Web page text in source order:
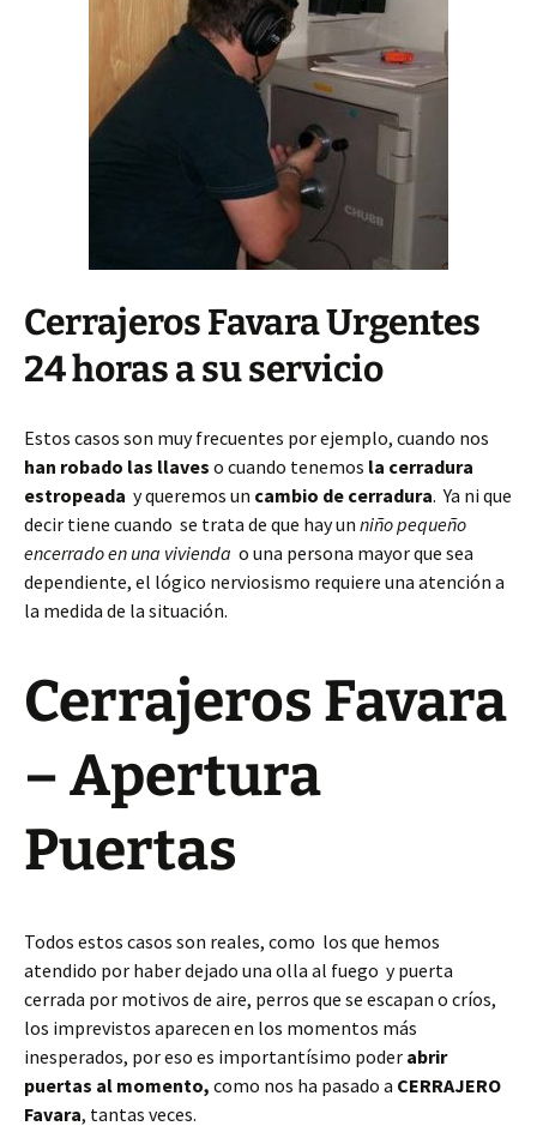
Cerrajeros Favara Urgentes
24 horas a su servicio
Estos casos son muy frecuentes por ejemplo, cuando nos
han robado las llaves o cuando tenemos la cerradura
estropeada y queremos un cambio de cerradura. Ya ni que
decir tiene cuando se trata de que hay un niño pequeño
encerrado en una vivienda o una persona mayor que sea
dependiente, el lógico nerviosismo requiere una atención a
la medida de la situación.
Cerrajeros Favara
– Apertura
Puertas
Todos estos casos son reales, como los que hemos
atendido por haber dejado una olla al fuego y puerta
cerrada por motivos de aire, perros que se escapan o críos,
los imprevistos aparecen en los momentos más
inesperados, por eso es importantísimo poder abrir
puertas al momento, como nos ha pasado a CERRAJERO
Favara, tantas veces.